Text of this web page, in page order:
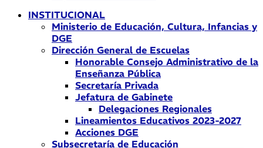
INSTITUCIONAL
Ministerio de Educación, Cultura, Infancias y
DGE
Dirección General de Escuelas
Honorable Consejo Administrativo de la
Enseñanza Pública
Secretaría Privada
Jefatura de Gabinete
Delegaciones Regionales
Lineamientos Educativos 2023-2027
Acciones DGE
Subsecretaría de Educación